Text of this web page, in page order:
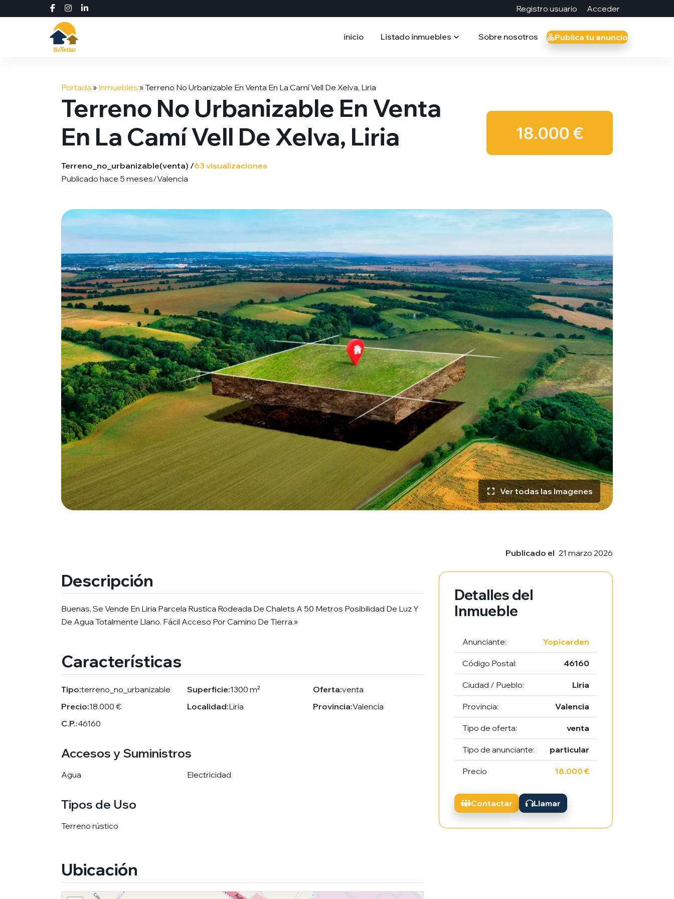
Registro usuario Acceder
inicio Listado inmuebles Sobre nosotros Publica tu anuncio
Portada » Inmuebles » Terreno No Urbanizable En Venta En La Camí Vell De Xelva, Liria
Terreno No Urbanizable En Venta
En La Camí Vell De Xelva, Liria
Terreno_no_urbanizable(venta) /63 visualizaciones
Publicado hace 5 meses/Valencia
18.000 €
Ver todas las Imagenes
Publicado el 21 marzo 2026
Descripción
Buenas, Se Vende En Liria Parcela Rustica Rodeada De Chalets A 50 Metros Posibilidad De Luz Y
De Agua Totalmente Llano. Fácil Acceso Por Camino De Tierra.»
Características
Tipo:terreno_no_urbanizable Superficie:1300 m² Oferta:venta
Precio:18.000 € Localidad:Liria Provincia:Valencia
C.P.:46160
Accesos y Suministros
Agua Electricidad
Tipos de Uso
Terreno rústico
Ubicación
Detalles del
Inmueble
Anunciante: Yopicarden
Código Postal: 46160
Ciudad / Pueblo: Liria
Provincia: Valencia
Tipo de oferta: venta
Tipo de anunciante: particular
Precio 18.000 €
Contactar Llamar